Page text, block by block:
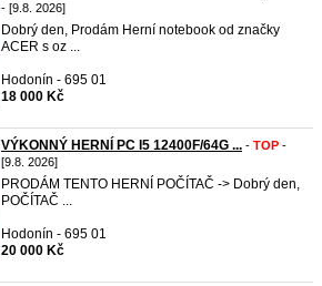
- [9.8. 2026]
Dobrý den, Prodám Herní notebook od značky
ACER s oz ...
Hodonín - 695 01
18 000 Kč
VÝKONNÝ HERNÍ PC I5 12400F/64G ... - TOP -
[9.8. 2026]
PRODÁM TENTO HERNÍ POČÍTAČ -> Dobrý den,
POČÍTAČ ...
Hodonín - 695 01
20 000 Kč